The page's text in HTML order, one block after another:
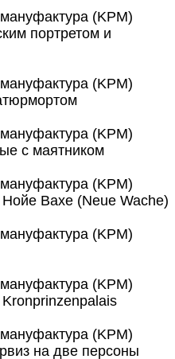
(KPM)
портретом и
(KPM)
(KPM)
с маятником
(KPM)
Вахе (Neue Wache)
(KPM)
(KPM)
(KPM)
на две персоны